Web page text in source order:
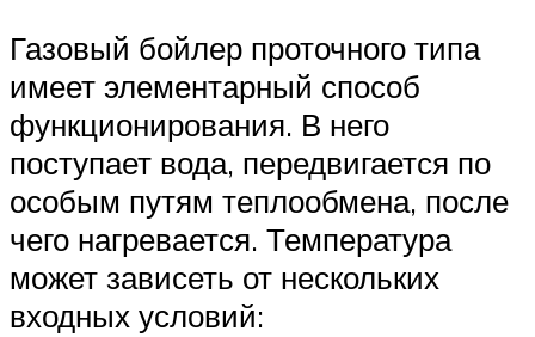
Газовый бойлер проточного типа
имеет элементарный способ
функционирования. В него
поступает вода, передвигается по
особым путям теплообмена, после
чего нагревается. Температура
может зависеть от нескольких
входных условий: